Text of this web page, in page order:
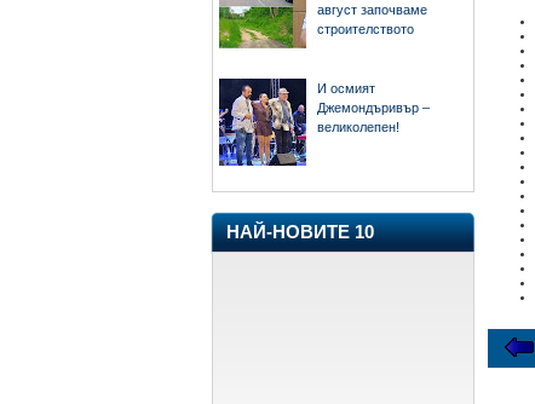
август започваме
строителството
И осмият
Джемондъривър –
великолепен!
НАЙ-НОВИТЕ 10